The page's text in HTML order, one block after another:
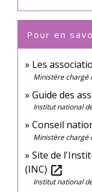
Pour en
Les
Ministère chargé
Guide des
Institut national
Conseil
Ministère chargé
Site de
(INC) open_in_new
Institut national